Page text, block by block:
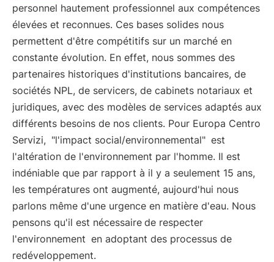
personnel hautement professionnel aux compétences
élevées et reconnues. Ces bases solides nous
permettent d'être compétitifs sur un marché en
constante évolution. En effet, nous sommes des
partenaires historiques d'institutions bancaires, de
sociétés NPL, de servicers, de cabinets notariaux et
juridiques, avec des modèles de services adaptés aux
différents besoins de nos clients. Pour Europa Centro
Servizi, "l'impact social/environnemental" est
l'altération de l'environnement par l'homme. Il est
indéniable que par rapport à il y a seulement 15 ans,
les températures ont augmenté, aujourd'hui nous
parlons même d'une urgence en matière d'eau. Nous
pensons qu'il est nécessaire de respecter
l'environnement en adoptant des processus de
redéveloppement.